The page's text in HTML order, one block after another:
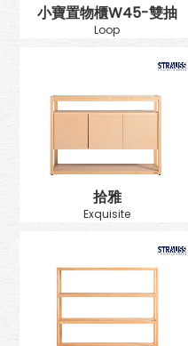
小寶置物櫃W45-雙抽
Loop
拾雅
Exquisite